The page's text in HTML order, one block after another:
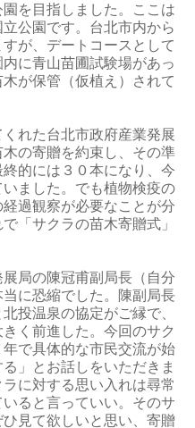
を目指しました。ここは
公園です。台北市内から
が、デートコースとして
に青山苗圃試験場があっ
が保管（仮植え）されて
れた台北市政府産業発展
の寄贈を約束し、その準
的には３０本になり、今
ました。でも植物検疫の
過観察が必要なことが分
「サクラの苗木寄贈式」
局の陳冠甫副局長（自分
に恐縮でした。陳副局長
投温泉の協定がご縁で、
く前進した。今回のサク
で具体的な市民交流が始
」とお話しをいただきま
に対する思い入れは尋常
ると言っていい。そのサ
見て欲しいと思い、寄贈